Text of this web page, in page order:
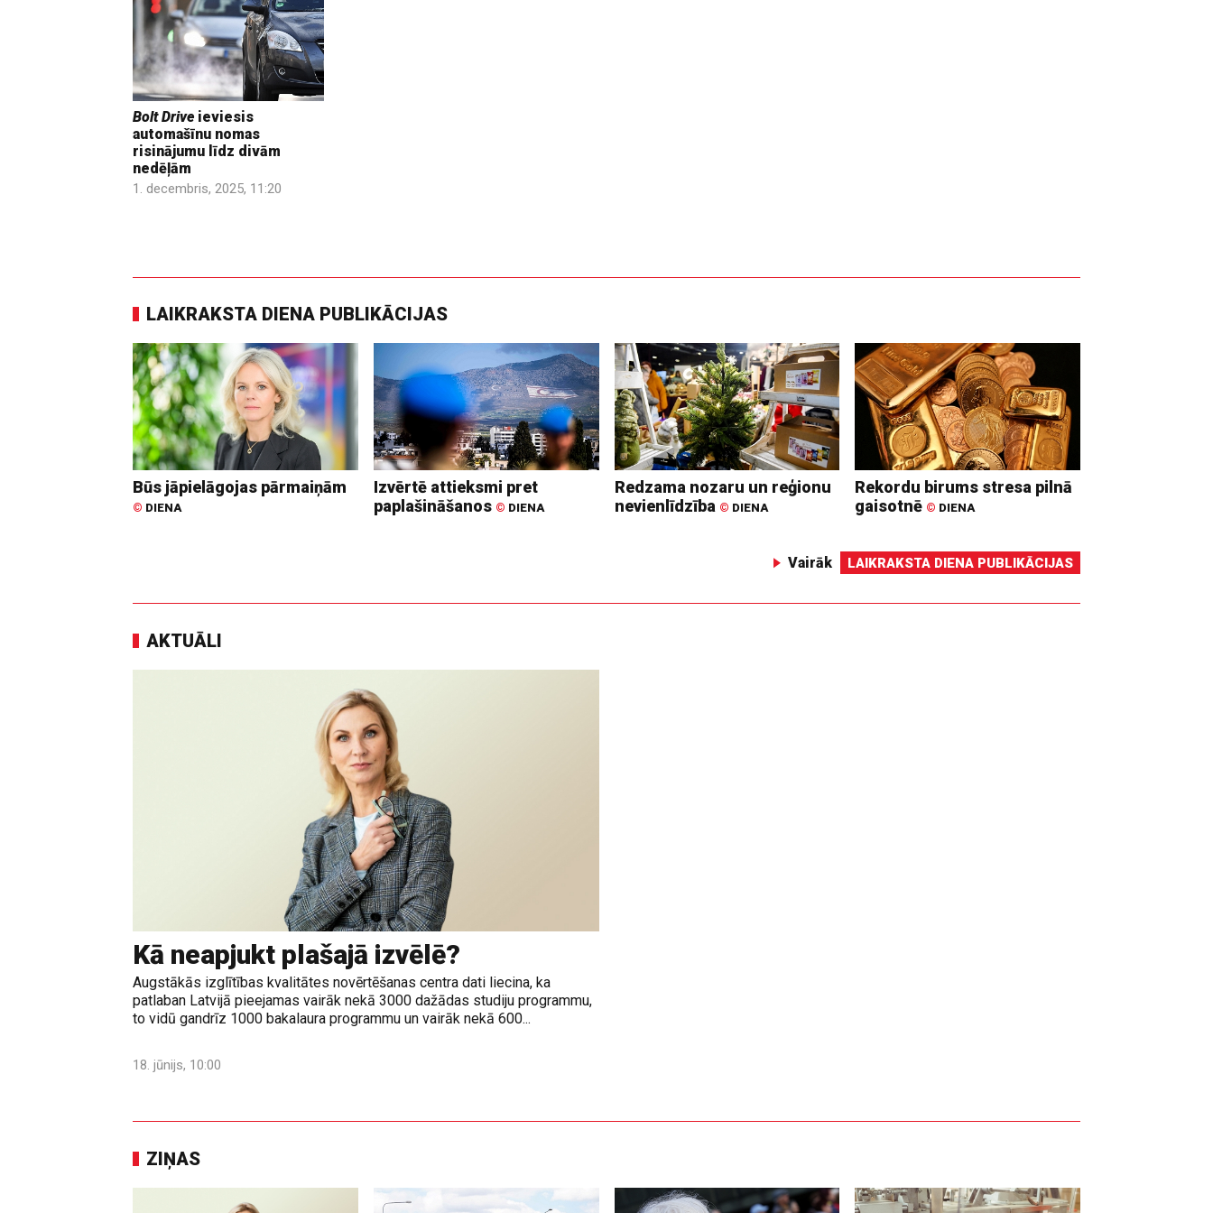
Bolt Driveieviesis
automašīnu nomas
risinājumu līdz divām
nedēļām
1. decembris, 2025, 11:20
LAIKRAKSTA DIENA PUBLIKĀCIJAS
Būs jāpielāgojas pārmaiņām
© DIENA
Izvērtē attieksmi pret
paplašināšanos © DIENA
Redzama nozaru un reģionu
nevienlīdzība © DIENA
Rekordu birums stresa pilnā
gaisotnē © DIENA
Vairāk LAIKRAKSTA DIENA PUBLIKĀCIJAS
AKTUĀLI
Kā neapjukt plašajā izvēlē?
Augstākās izglītības kvalitātes novērtēšanas centra dati liecina, ka
patlaban Latvijā pieejamas vairāk nekā 3000 dažādas studiju programmu,
to vidū gandrīz 1000 bakalaura programmu un vairāk nekā 600...
18. jūnijs, 10:00
ZIŅAS